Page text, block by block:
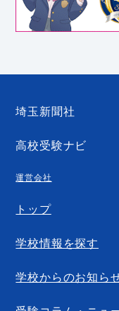
埼玉新聞社
高校受験ナビ
運営会社
トップ
学校情報を探す
学校からのお知ら